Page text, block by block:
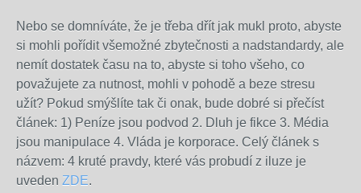
Nebo se domníváte, že je třeba dřít jak mukl proto, abyste
si mohli pořídit všemožné zbytečnosti a nadstandardy, ale
nemít dostatek času na to, abyste si toho všeho, co
považujete za nutnost, mohli v pohodě a beze stresu
užít? Pokud smýšlíte tak či onak, bude dobré si přečíst
článek: 1) Peníze jsou podvod 2. Dluh je fikce 3. Média
jsou manipulace 4. Vláda je korporace. Celý článek s
názvem: 4 kruté pravdy, které vás probudí z iluze je
uveden ZDE.